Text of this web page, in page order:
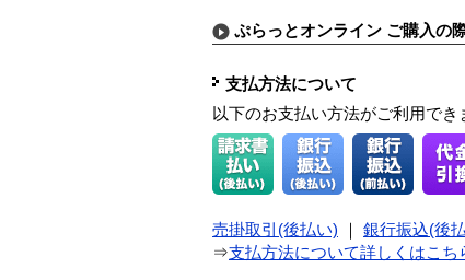
ぷらっとオンライン ご購入の
支払方法について
以下のお支払い方法がご利用でき
売掛取引(後払い) 銀行振込(後
⇒支払方法について詳しくはこち